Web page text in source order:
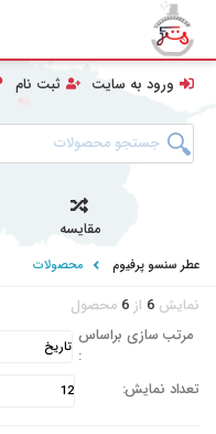
ورود به سایت ثبت نام
مقایسه
عطر سنسو پرفیوم محصولات
نمایش 6 از 6 محصول
مرتب سازی براساس
:
تعداد نمایش: